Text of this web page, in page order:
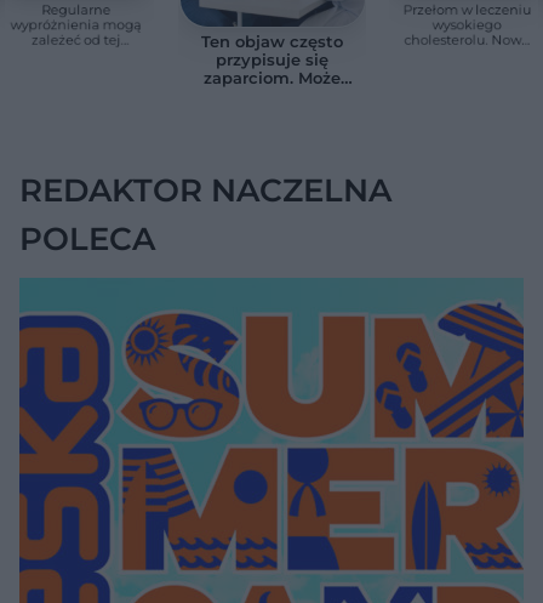
Regularne
wypróżnienia mogą
zależeć od tej
Ten objaw często
przypisuje się
zaparciom. Może
Przełom w leczeniu
wysokiego
cholesterolu. Nowa
REDAKTOR NACZELNA
POLECA